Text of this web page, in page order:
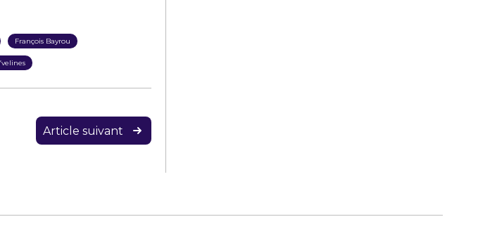
François Bayrou
Article suivant